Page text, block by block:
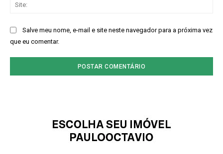
Salve meu nome, e-mail e site neste navegador para a próxima vez
que eu comentar.